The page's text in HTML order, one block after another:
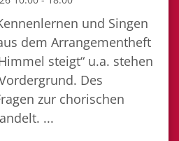
und Singen
dem Arrangementheft
steigt“ u.a. stehen
Des
zur chorischen
...